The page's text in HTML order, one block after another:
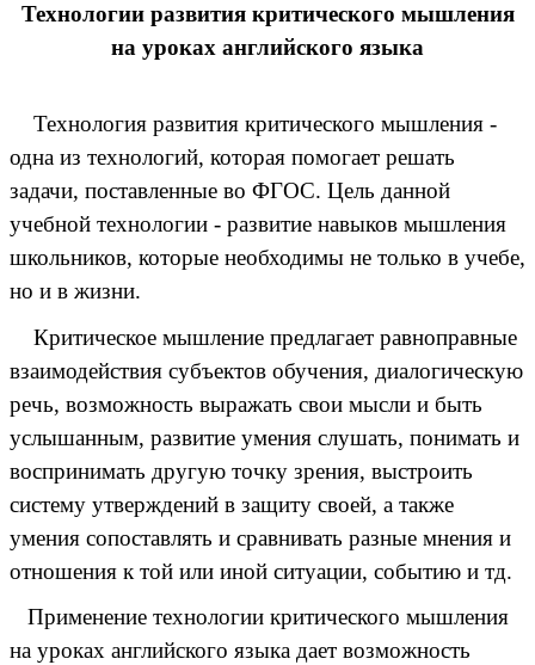
Технологии развития критического мышления
на уроках английского языка
Технология развития критического мышления -
одна из технологий, которая помогает решать
задачи, поставленные во ФГОС. Цель данной
учебной технологии - развитие навыков мышления
школьников, которые необходимы не только в учебе,
но и в жизни.
Критическое мышление предлагает равноправные
взаимодействия субъектов обучения, диалогическую
речь, возможность выражать свои мысли и быть
услышанным, развитие умения слушать, понимать и
воспринимать другую точку зрения, выстроить
систему утверждений в защиту своей, а также
умения сопоставлять и сравнивать разные мнения и
отношения к той или иной ситуации, событию и тд.
Применение технологии критического мышления
на уроках английского языка дает возможность